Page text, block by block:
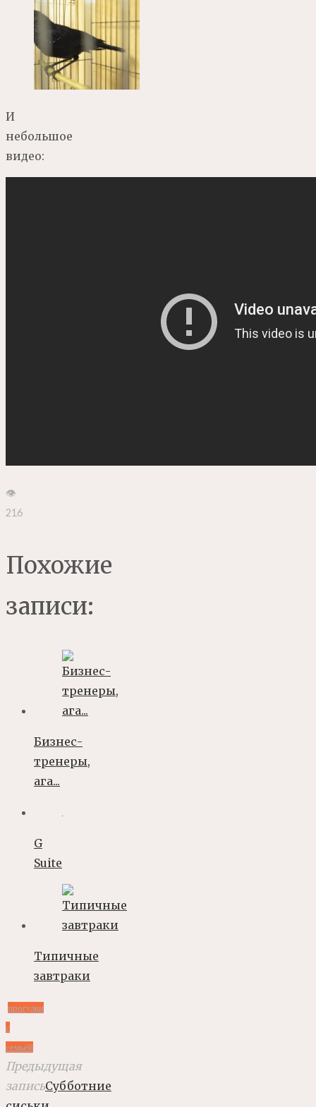
И
небольшое
видео:
👁
216
Похожие
записи:
Бизнес-
тренеры,
ага...
G
Suite
Типичные
завтраки
прогулки
с
семьёй
Предыдущая
записьСубботние